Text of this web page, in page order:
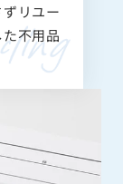
リユー
不用品